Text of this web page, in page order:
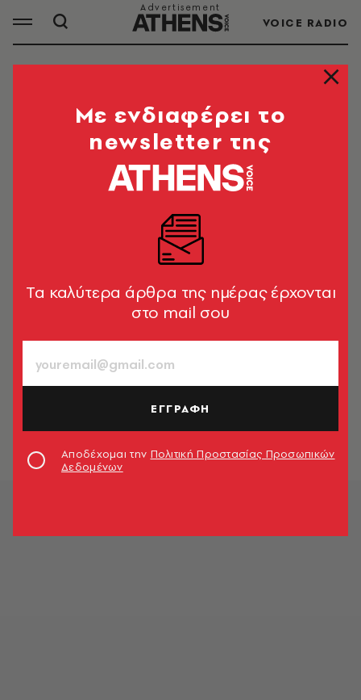
VOICE RADIO
ΜΑΛΤΑ
ΟΛΑ ΤΑ ΑΡΘΡΑ ΤΟΥ TAG
ΠΟΛΙΤΙΚΗ & ΟΙΚΟΝΟΜΙΑ
πρωθυπουργό του Λουξεμβούργου
(video)
ΠΟΛΙΤΙΚΗ & ΟΙΚΟΝΟΜΙΑ
Ο Τσίπρας στην Μάλτα για την
άτυπη Σύνοδο Κορυφής της ΕΕ
Newsroom
Mε ενδιαφέρει το
newsletter της
Tα καλύτερα άρθρα της ημέρας έρχονται
στο mail σου
ΕΓΓΡΑΦΗ
Αποδέχομαι την Πολιτική Προστασίας Προσωπικών
Δεδομένων